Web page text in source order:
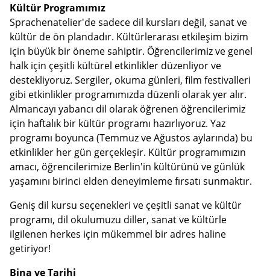
Kültür Programımız
Sprachenatelier'de sadece dil kursları değil, sanat ve
kültür de ön plandadır. Kültürlerarası etkileşim bizim
için büyük bir öneme sahiptir. Öğrencilerimiz ve genel
halk için çeşitli kültürel etkinlikler düzenliyor ve
destekliyoruz. Sergiler, okuma günleri, film festivalleri
gibi etkinlikler programımızda düzenli olarak yer alır.
Almancayı yabancı dil olarak öğrenen öğrencilerimiz
için haftalık bir kültür programı hazırlıyoruz. Yaz
programı boyunca (Temmuz ve Ağustos aylarında) bu
etkinlikler her gün gerçekleşir. Kültür programımızın
amacı, öğrencilerimize Berlin'in kültürünü ve günlük
yaşamını birinci elden deneyimleme fırsatı sunmaktır.
Geniş dil kursu seçenekleri ve çeşitli sanat ve kültür
programı, dil okulumuzu diller, sanat ve kültürle
ilgilenen herkes için mükemmel bir adres haline
getiriyor!
Bina ve Tarihi